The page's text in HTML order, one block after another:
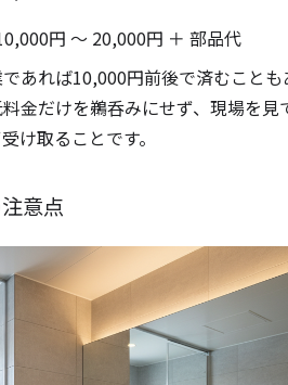
円 ～ 20,000円 ＋ 部品代
あれば10,000円前後で済むことも
金だけを鵜呑みにせず、現場を見
け取ることです。
意点